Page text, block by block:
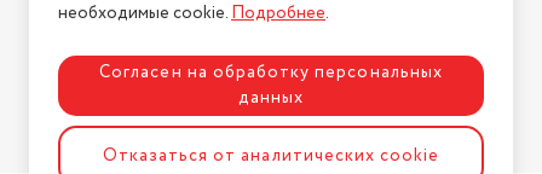
Разработка сайтаASTDESIGN
необходимые cookie.Подробнее.
Согласен на обработку персональных
данных
Отказаться от аналитических cookie